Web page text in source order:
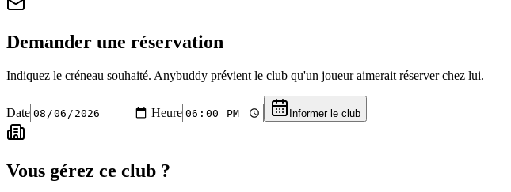
Demander une réservation
Indiquez le créneau souhaité. Anybuddy prévient le club qu'un joueur aimerait réserver chez lui.
Date Heure Informer le club
Vous gérez ce club ?